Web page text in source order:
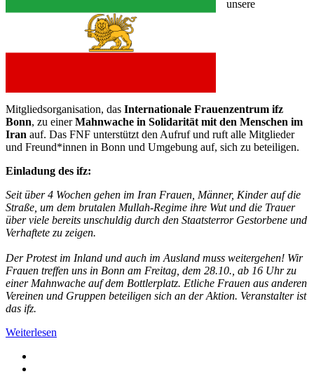
unsere
Mitgliedsorganisation, das Internationale Frauenzentrum ifz
Bonn, zu einerMahnwache in Solidarität mit den Menschen im
Iran auf. Das FNF unterstützt den Aufruf und ruft alle Mitglieder
und Freund*innen in Bonn und Umgebung auf, sich zu beteiligen.
Einladung des ifz:
Seit über 4 Wochen gehen im Iran Frauen, Männer, Kinder auf die
Straße, um dem brutalen Mullah-Regime ihre Wut und die Trauer
über viele bereits unschuldig durch den Staatsterror Gestorbene und
Verhaftete zu zeigen.
Der Protest im Inland und auch im Ausland muss weitergehen! Wir
Frauen treffen uns in Bonn am Freitag, dem 28.10., ab 16 Uhr zu
einer Mahnwache auf dem Bottlerplatz. Etliche Frauen aus anderen
Vereinen und Gruppen beteiligen sich an der Aktion. Veranstalter ist
das ifz.
Weiterlesen